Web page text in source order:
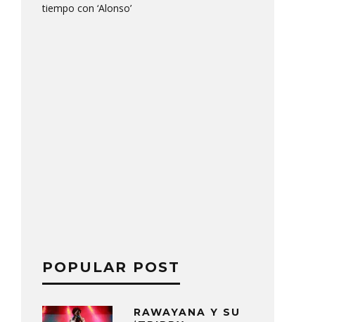
tiempo con ‘Alonso’
POPULAR POST
RAWAYANA Y SU